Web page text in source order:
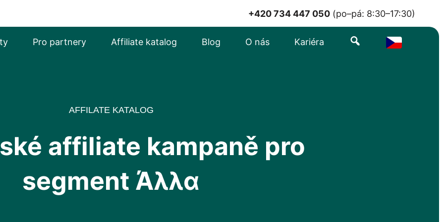
+420 734 447 050 (po–pá: 8:30–17:30)
Pro partnery Affiliate katalog Blog O nás Kariéra Search
AFFILATE KATALOG
affiliate kampaně pro
segment Άλλα